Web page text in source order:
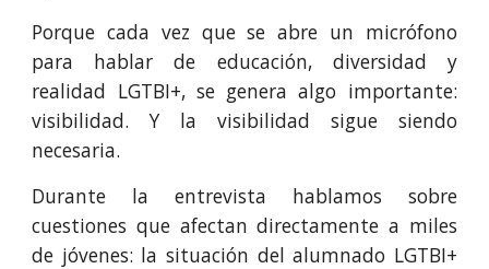
Porque cada vez que se abre un micrófono
para hablar de educación, diversidad y
realidad LGTBI+, se genera algo importante:
visibilidad. Y la visibilidad sigue siendo
necesaria.
Durante la entrevista hablamos sobre
cuestiones que afectan directamente a miles
de jóvenes: la situación del alumnado LGTBI+